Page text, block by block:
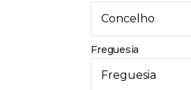
Freguesia